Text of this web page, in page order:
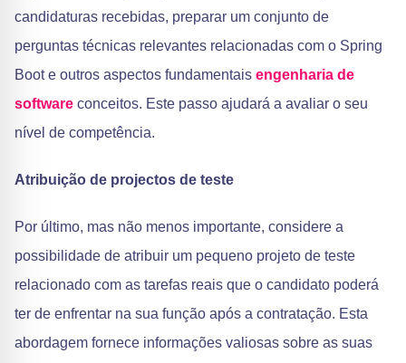
candidaturas recebidas, preparar um conjunto de
perguntas técnicas relevantes relacionadas com o Spring
Boot e outros aspectos fundamentais engenharia de
software conceitos. Este passo ajudará a avaliar o seu
nível de competência.
Atribuição de projectos de teste
Por último, mas não menos importante, considere a
possibilidade de atribuir um pequeno projeto de teste
relacionado com as tarefas reais que o candidato poderá
ter de enfrentar na sua função após a contratação. Esta
abordagem fornece informações valiosas sobre as suas